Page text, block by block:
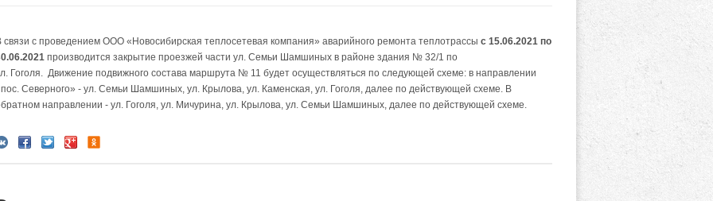
связи с проведением ООО «Новосибирская теплосетевая компания» аварийного ремонта теплотрассы с 15.06.2021 по
производится закрытие проезжей части ул. Семьи Шамшиных в районе здания № 32/1 по
Гоголя. Движение подвижного состава маршрута № 11 будет осуществляться по следующей схеме: в направлении
Северного» - ул. Семьи Шамшиных, ул. Крылова, ул. Каменская, ул. Гоголя, далее по действующей схеме. В
направлении - ул. Гоголя, ул. Мичурина, ул. Крылова, ул. Семьи Шамшиных, далее по действующей схеме.